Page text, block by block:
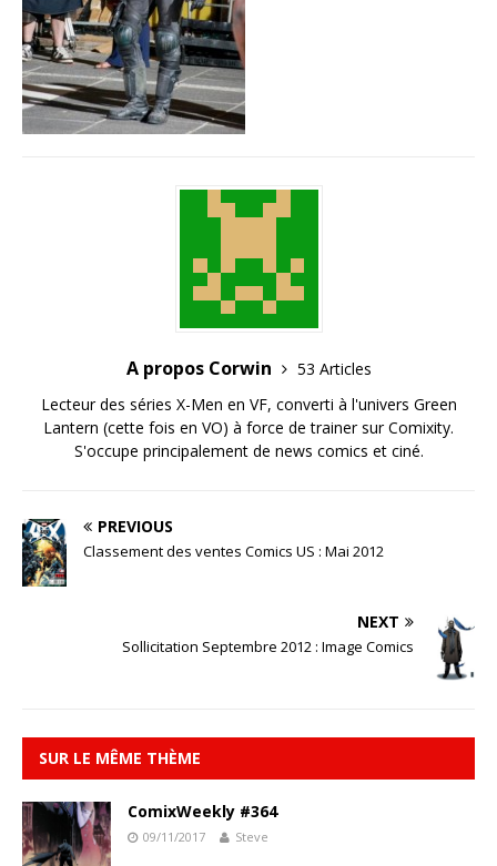
A propos Corwin
53 Articles
Lecteur des séries X-Men en VF, converti à l'univers Green
Lantern (cette fois en VO) à force de trainer sur Comixity.
S'occupe principalement de news comics et ciné.
PREVIOUS
Classement des ventes Comics US : Mai 2012
NEXT
Sollicitation Septembre 2012 : Image Comics
SUR LE MÊME THÈME
ComixWeekly #364
09/11/2017 Steve